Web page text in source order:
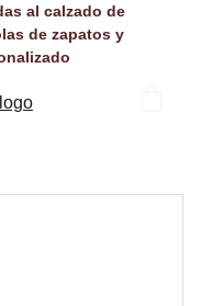
al calzado de
de zapatos y